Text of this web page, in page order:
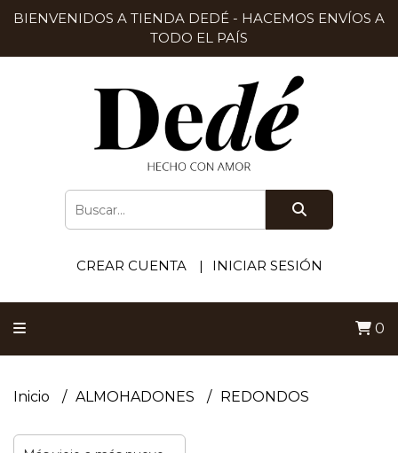
BIENVENIDOS A TIENDA DEDÉ - HACEMOS ENVÍOS A
TODO EL PAÍS
CREAR CUENTA INICIAR SESIÓN
0
Inicio ALMOHADONES REDONDOS